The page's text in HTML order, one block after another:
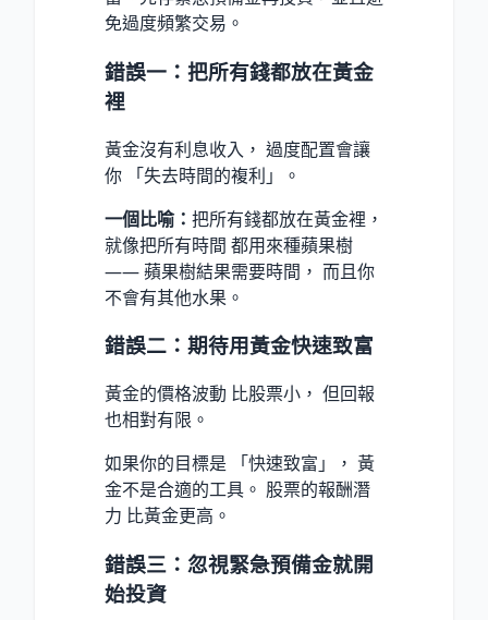
免過度頻繁交易。
錯誤一：把所有錢都放在黃金
裡
黃金沒有利息收入， 過度配置會讓
你 「失去時間的複利」。
一個比喻： 把所有錢都放在黃金裡，
就像把所有時間 都用來種蘋果樹
—— 蘋果樹結果需要時間， 而且你
不會有其他水果。
錯誤二：期待用黃金快速致富
黃金的價格波動 比股票小， 但回報
也相對有限。
如果你的目標是 「快速致富」， 黃
金不是合適的工具。 股票的報酬潛
力 比黃金更高。
錯誤三：忽視緊急預備金就開
始投資